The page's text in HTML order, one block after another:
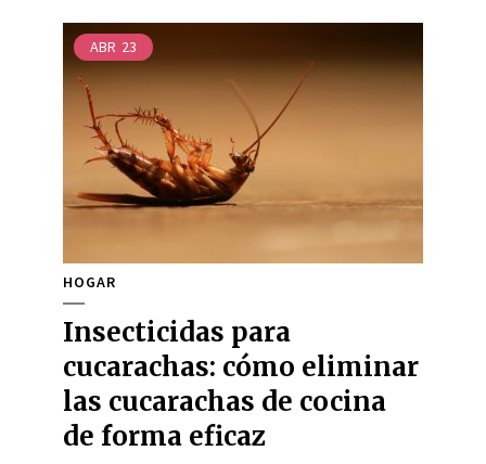
ABR 23
HOGAR
Insecticidas para
cucarachas: cómo eliminar
las cucarachas de cocina
de forma eficaz